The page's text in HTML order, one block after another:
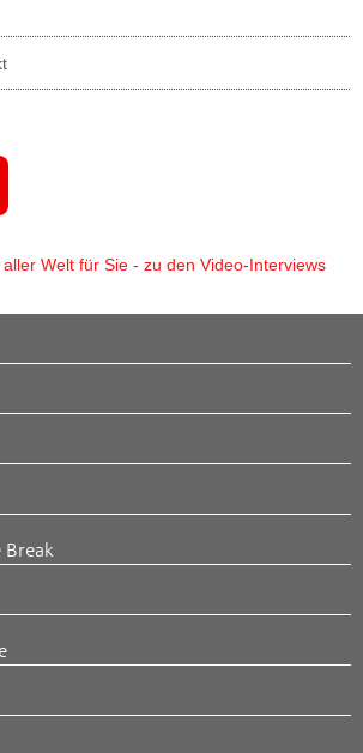
Welt für Sie - zu den Video-Interviews
Break